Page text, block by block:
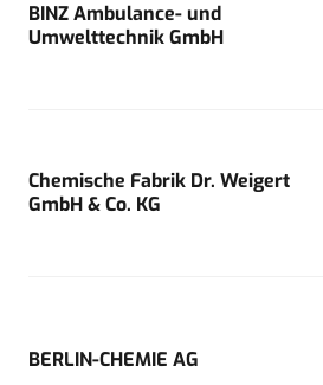
BINZ Ambulance- und
Umwelttechnik GmbH
Chemische Fabrik Dr. Weigert
GmbH & Co. KG
BERLIN-CHEMIE AG